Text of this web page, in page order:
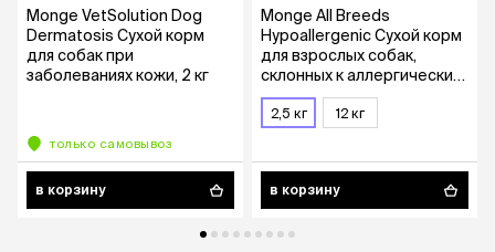
Monge VetSolution Dog
Dermatosis Сухой корм
для собак при
заболеваниях кожи, 2 кг
только самовывоз
в корзину
Monge All Breeds
Hypoallergenic Сухой корм
для взрослых собак,
склонных к аллергическим
реакциям и
расстройствам
2,5 кг 12 кг
в корзину